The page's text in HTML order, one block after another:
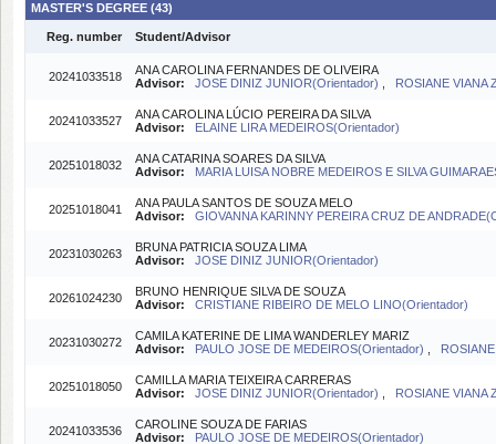
MASTER'S DEGREE (43)
Reg. number Student/Advisor
20241033518
ANA CAROLINA FERNANDES DE OLIVEIRA
Advisor:
JOSE DINIZ JUNIOR(Orientador) ROSIANE VIANA
20241033527
ANA CAROLINA LÚCIO PEREIRA DA SILVA
Advisor:
ELAINE LIRA MEDEIROS(Orientador)
20251018032
ANA CATARINA SOARES DA SILVA
Advisor:
MARIA LUISA NOBRE MEDEIROS E SILVA
20251018041
ANA PAULA SANTOS DE SOUZA MELO
Advisor:
GIOVANNA KARINNY PEREIRA CRUZ DE
20231030263
BRUNA PATRICIA SOUZA LIMA
Advisor:
JOSE DINIZ JUNIOR(Orientador)
20261024230
BRUNO HENRIQUE SILVA DE SOUZA
Advisor:
CRISTIANE RIBEIRO DE MELO LINO(Orientador)
20231030272
CAMILA KATERINE DE LIMA WANDERLEY MARIZ
Advisor:
PAULO JOSE DE MEDEIROS(Orientador)
20251018050
CAMILLA MARIA TEIXEIRA CARRERAS
Advisor:
JOSE DINIZ JUNIOR(Orientador) ROSIANE VIANA
20241033536
CAROLINE SOUZA DE FARIAS
Advisor:
PAULO JOSE DE MEDEIROS(Orientador)